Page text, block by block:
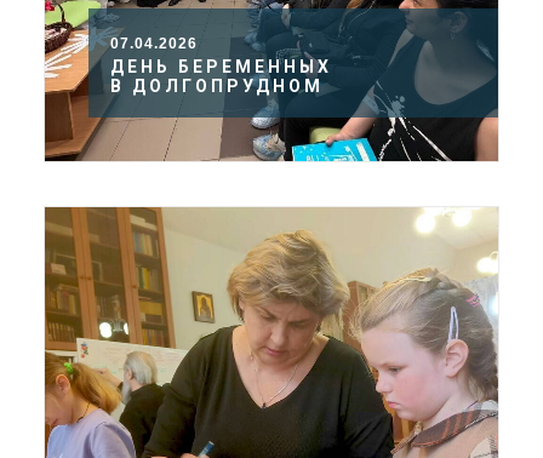
07.04.2026
ДЕНЬ БЕРЕМЕННЫХ
В ДОЛГОПРУДНОМ